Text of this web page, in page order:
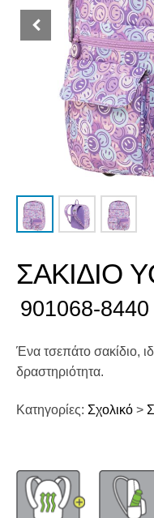
ΣΑΚΙΔΙΟ
901068-8440
Ένα τσεπάτο σακίδιο,
δραστηριότητα.
Κατηγορίες: Σχολικό >